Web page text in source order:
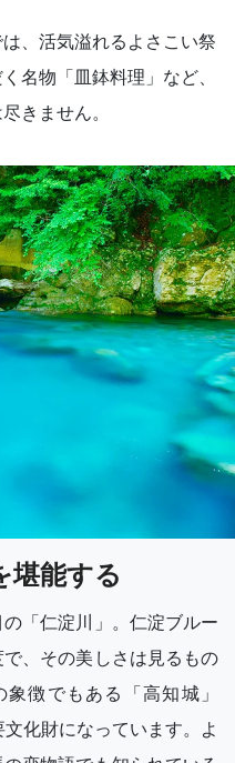
、活気溢れるよさこい祭
名物「皿鉢料理」など、
きません。
堪能する
「仁淀川」。仁淀ブルー
、その美しさは見るもの
徴でもある「高知城」
化財になっています。よ